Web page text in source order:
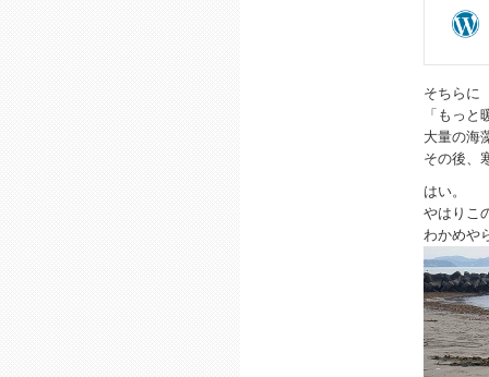
そちらに
「もっ
大量の海
その後、
はい。
やはりこ
わかめや